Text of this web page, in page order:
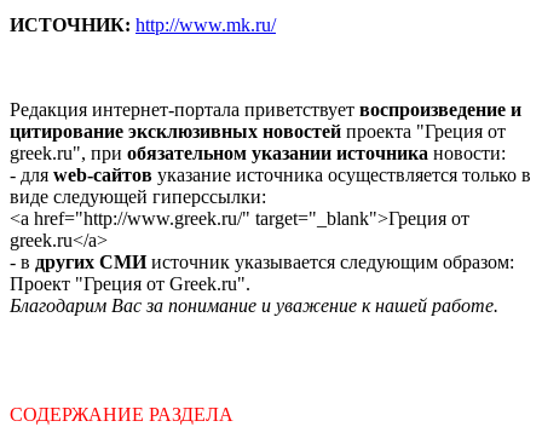
ИСТОЧНИК: http://www.mk.ru/
Редакция интернет-портала приветствует воспроизведение и
цитирование эксклюзивных новостей проекта "Греция от
greek.ru", при обязательном указании источника новости:
- для web-сайтов указание источника осуществляется только в
виде следующей гиперссылки:
<a href="http://www.greek.ru/" target="_blank">Греция от
greek.ru</a>
- в других СМИисточник указывается следующим образом:
Проект "Греция от Greek.ru".
Благодарим Вас за понимание и уважение к нашей работе.
СОДЕРЖАНИЕ РАЗДЕЛА